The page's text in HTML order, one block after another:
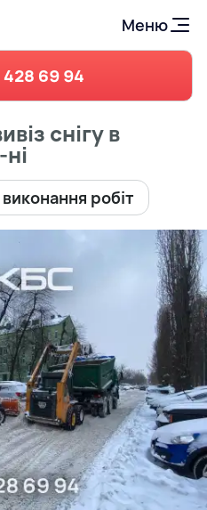
Меню
69 94
снігу в
робіт